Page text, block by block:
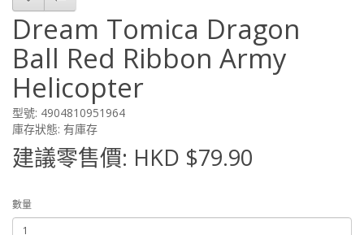
Dream Tomica Dragon
Ball Red Ribbon Army
Helicopter
型號: 4904810951964
庫存狀態: 有庫存
建議零售價: HKD $79.90
數量